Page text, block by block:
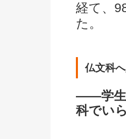
経て、
た。
仏文科
――学生
科でい